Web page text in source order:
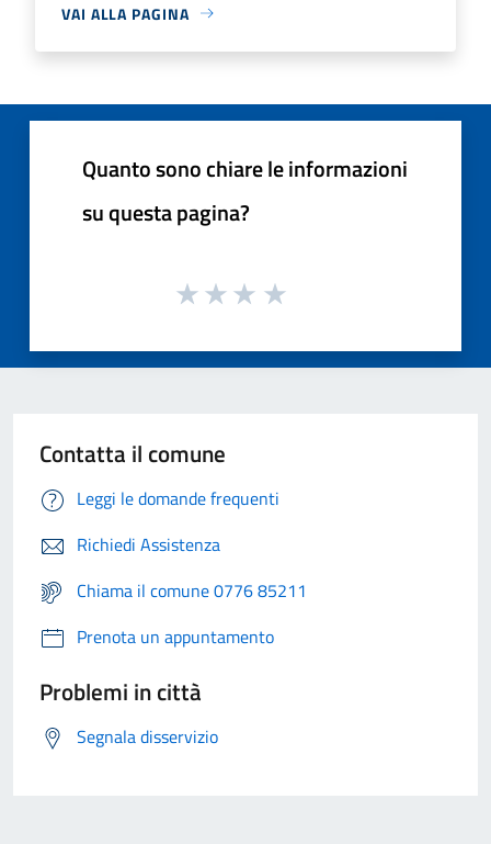
VAI ALLA PAGINA
Quanto sono chiare le informazioni
su questa pagina?
Contatta il comune
Leggi le domande frequenti
Richiedi Assistenza
Chiama il comune 0776 85211
Prenota un appuntamento
Problemi in città
Segnala disservizio